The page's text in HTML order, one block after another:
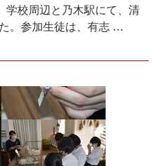
校周辺と乃木駅にて、清
。参加生徒は、有志 …